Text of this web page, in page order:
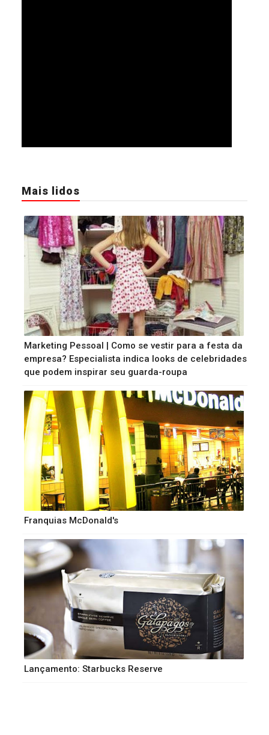
Mais lidos
Marketing Pessoal | Como se vestir para a festa da
empresa? Especialista indica looks de celebridades
que podem inspirar seu guarda-roupa
Franquias McDonald's
Lançamento: Starbucks Reserve